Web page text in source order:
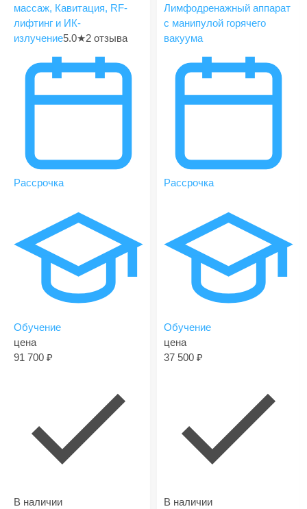
массаж, Кавитация, RF-
лифтинг и ИК-
излучение5.0★2 отзыва
Рассрочка
Обучение
цена
91 700
В наличии
Лимфодренажный аппарат
с манипулой горячего
вакуума
Рассрочка
Обучение
цена
37 500
В наличии